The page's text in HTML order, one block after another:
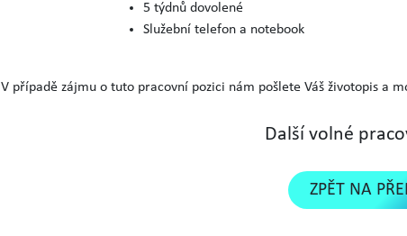
5 týdnů dovolené
Služební telefon a notebook
V případě zájmu o tuto pracovní pozici nám pošlete Váš životopis a
Další volné
ZPĚT NA